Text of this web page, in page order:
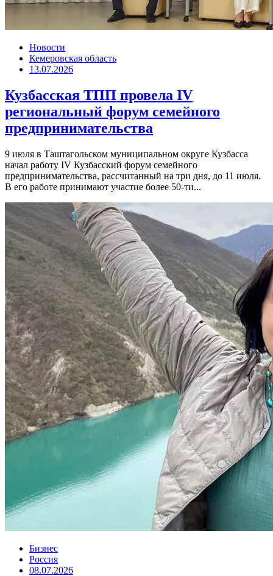
Новости
Кемеровская область
13.07.2026
Кузбасская ТПП провела IV
региональный форум семейного
предпринимательства
9 июля в Таштагольском муниципальном округе Кузбасса
начал работу IV Кузбасский форум семейного
предпринимательства, рассчитанный на три дня, до 11 июля.
В его работе принимают участие более 50-ти...
Бизнес
Россия
08.07.2026